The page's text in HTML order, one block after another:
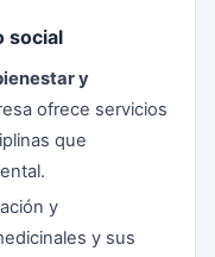
social
y
ofrece servicios
que
y
y sus